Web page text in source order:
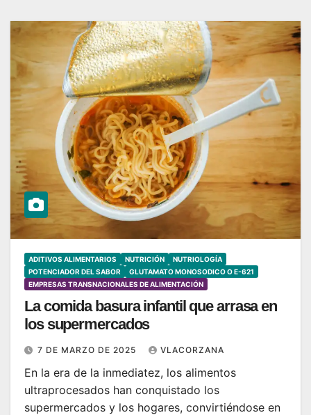
ADITIVOS ALIMENTARIOS NUTRICIÓN
NUTRIOLOGÍA
POTENCIADOR DEL SABOR
GLUTAMATO MONOSODICO O E-621
EMPRESAS TRANSNACIONALES DE ALIMENTACIÓN
La comida basura infantil que arrasa en
los supermercados
7 DE MARZO DE 2025 VLACORZANA
En la era de la inmediatez, los alimentos
ultraprocesados han conquistado los
supermercados y los hogares, convirtiéndose en